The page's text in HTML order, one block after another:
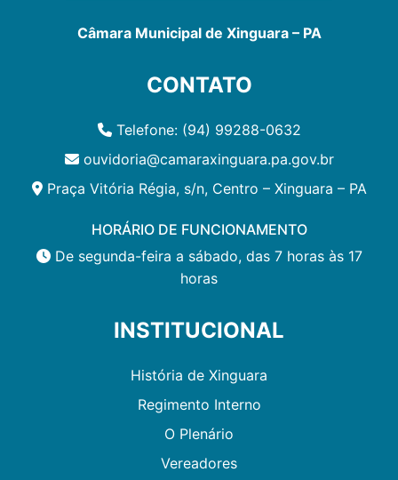
Câmara Municipal de Xinguara – PA
CONTATO
Telefone: (94) 99288-0632
ouvidoria@camaraxinguara.pa.gov.br
Praça Vitória Régia, s/n, Centro – Xinguara – PA
HORÁRIO DE FUNCIONAMENTO
De segunda-feira a sábado, das 7 horas às 17
horas
INSTITUCIONAL
História de Xinguara
Regimento Interno
O Plenário
Vereadores